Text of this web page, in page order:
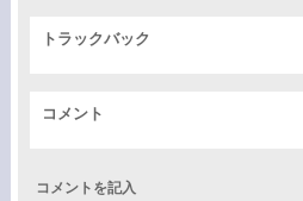
トラックバック
コメント
コメントを記入